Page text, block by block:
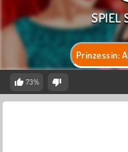
Prinzessin:
73%